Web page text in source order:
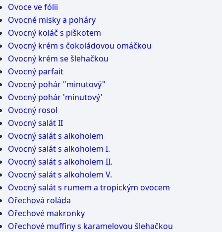
Ovoce ve fólii
Ovocné misky a poháry
Ovocný koláč s piškotem
Ovocný krém s čokoládovou omáčkou
Ovocný krém se šlehačkou
Ovocný parfait
Ovocný pohár "minutový"
Ovocný pohár 'minutový'
Ovocný rosol
Ovocný salát II
Ovocný salát s alkoholem
Ovocný salát s alkoholem I.
Ovocný salát s alkoholem II.
Ovocný salát s alkoholem V.
Ovocný salát s rumem a tropickým ovocem
Ořechová roláda
Ořechové makronky
Ořechové muffiny s karamelovou šlehačkou